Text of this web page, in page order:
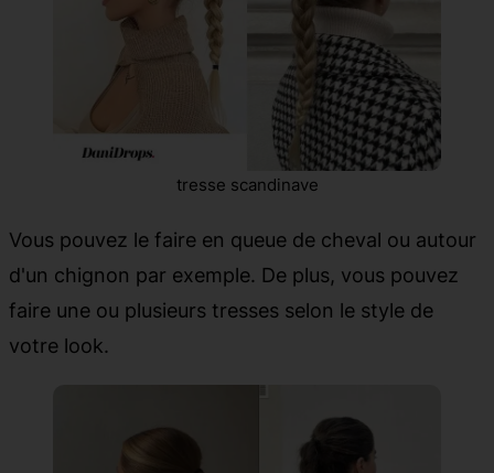
tresse scandinave
Vous pouvez le faire en queue de cheval ou autour
d'un chignon par exemple. De plus, vous pouvez
faire une ou plusieurs tresses selon le style de
votre look.